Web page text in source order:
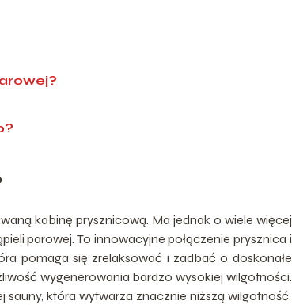
kabinę prysznicową. Ma jednak o wiele więcej
parowej. To innowacyjne połączenie prysznica i
pomaga się zrelaksować i zadbać o doskonałe
wygenerowania bardzo wysokiej wilgotności.
sauny, która wytwarza znacznie niższą wilgotność,